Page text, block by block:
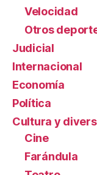
Velocidad
Otros
Judicial
Internacional
Economía
Política
Cultura y
Cine
Farándula